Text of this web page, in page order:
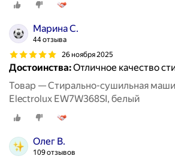
Марина С.
44 отзыва
26 ноября 2025
Достоинства:Отличное качество
Товар — Стирально-сушильная
Electrolux EW7W368SI, белый
Олег В.
109 отзывов